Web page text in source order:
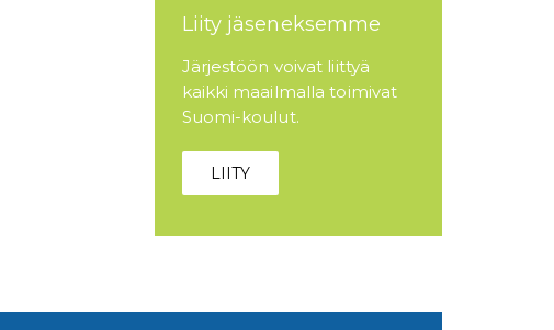
Liity jäseneksemme
Järjestöön voivat liittyä
kaikki maailmalla toimivat
Suomi-koulut.
LIITY